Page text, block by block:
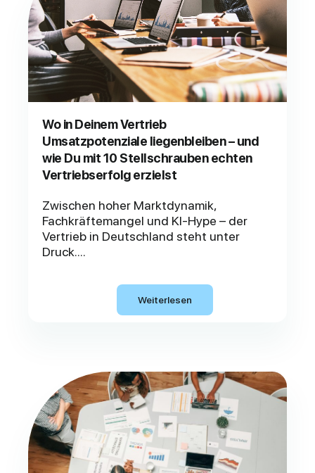
Wo in Deinem Vertrieb
Umsatzpotenziale liegenbleiben – und
wie Du mit 10 Stellschrauben echten
Vertriebserfolg erzielst
Zwischen hoher Marktdynamik,
Fachkräftemangel und KI-Hype – der
Vertrieb in Deutschland steht unter
Druck....
Weiterlesen